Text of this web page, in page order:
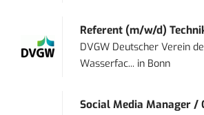
Referent (m/w/d)
DVGW Deutscher Verein
Wasserfac... in Bonn
Social Media Manager /